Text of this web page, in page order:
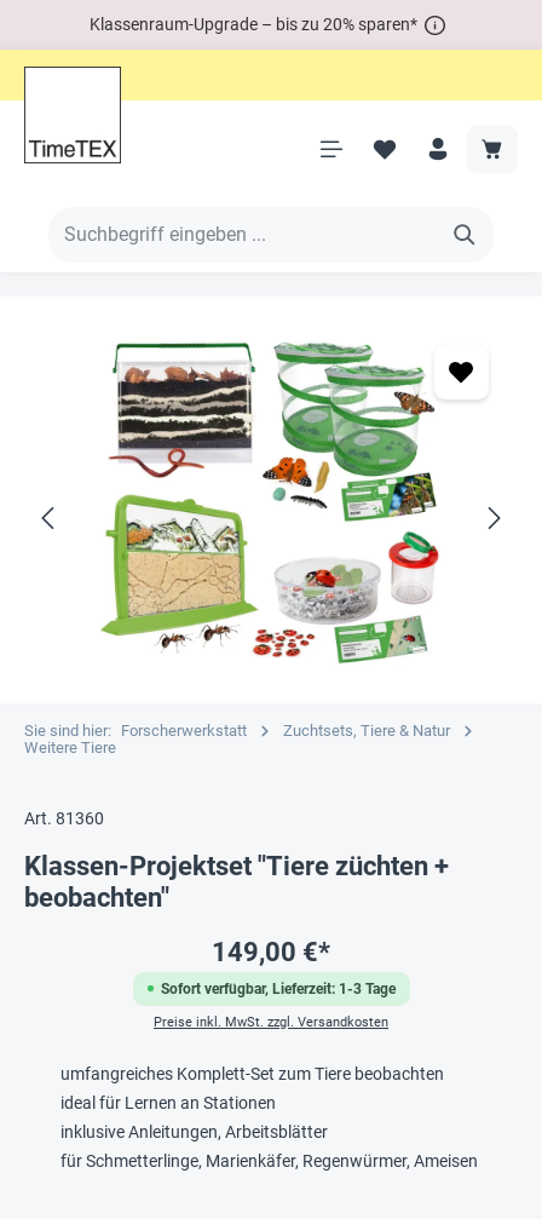
Klassenraum-Upgrade – bis zu 20% sparen*
Sie sind hier: Forscherwerkstatt
Zuchtsets, Tiere & Natur
Weitere Tiere
Art. 81360
Klassen-Projektset "Tiere züchten +
beobachten"
Sofort verfügbar, Lieferzeit: 1-3 Tage
149,00 €*
Preise inkl. MwSt. zzgl. Versandkosten
umfangreiches Komplett-Set zum Tiere beobachten
ideal für Lernen an Stationen
inklusive Anleitungen, Arbeitsblätter
für Schmetterlinge, Marienkäfer, Regenwürmer, Ameisen